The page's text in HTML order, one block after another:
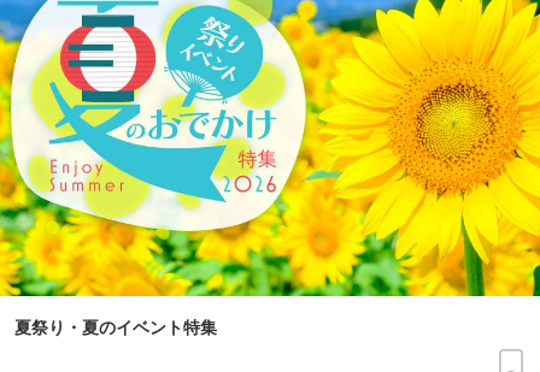
夏祭り・夏のイベント特集